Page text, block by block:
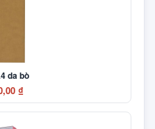
da bò
₫